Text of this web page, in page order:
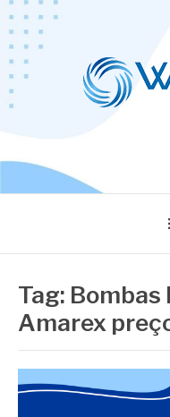
Pular
para
conteúdo
Tag: Bombas
Amarex